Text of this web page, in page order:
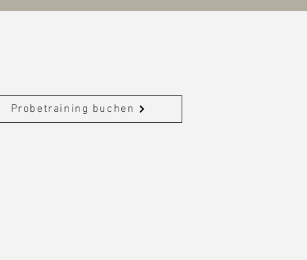
Probetraining buchen